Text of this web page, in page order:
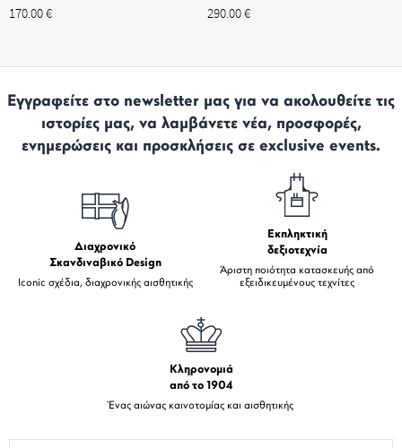
170.00€ 290.00€
Εγγραφείτε στο newsletter μας για να ακολουθείτε τις
ιστορίες μας, να λαμβάνετε νέα, προσφορές,
ενημερώσεις και προσκλήσεις σε exclusive events.
Διαχρονικό
Σκανδιναβικό Design
Iconic σχέδια, διαχρονικής αισθητικής
Εκπληκτική
δεξιοτεχνία
Άριστη ποιότητα κατασκευής από
εξειδικευμένους τεχνίτες
Κληρονομιά
από το 1904
Ένας αιώνας καινοτομίας και αισθητικής